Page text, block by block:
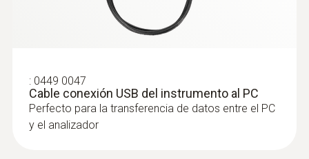
un software especial.
: 0449 0047
Cable conexión USB del instrumento al PC
Perfecto para la transferencia de datos entre el PC
y el analizador